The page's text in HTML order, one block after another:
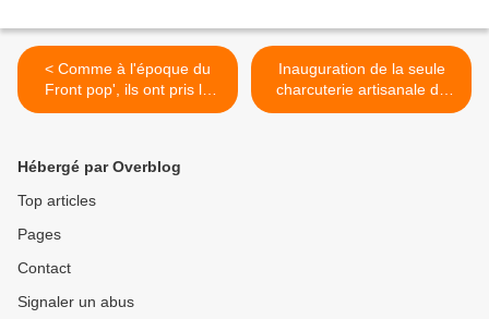
< Comme à l'époque du
Front pop', ils ont pris le
train à vapeur
Inauguration de la seule
charcuterie artisanale de
Creil >
Hébergé par Overblog
Top articles
Pages
Contact
Signaler un abus